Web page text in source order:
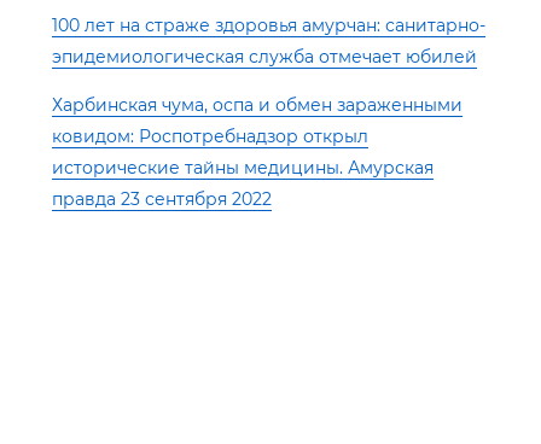
100 лет на страже здоровья амурчан: санитарно-
эпидемиологическая служба отмечает юбилей
Харбинская чума, оспа и обмен зараженными
ковидом: Роспотребнадзор открыл
исторические тайны медицины. Амурская
правда 23 сентября 2022